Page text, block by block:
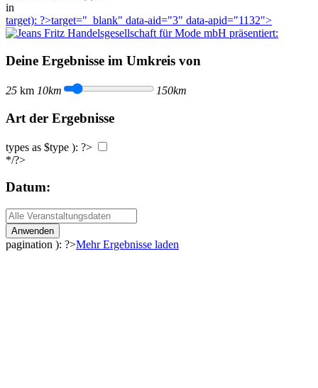
in
target): ?>target="_blank" data-aid="3" data-apid="1132">
präsentiert:
Deine Ergebnisse im Umkreis von
25 km 10km 150km
Art der Ergebnisse
types as $type ): ?>
*/?>
Datum:
Anwenden
pagination ): ?>Mehr Ergebnisse laden